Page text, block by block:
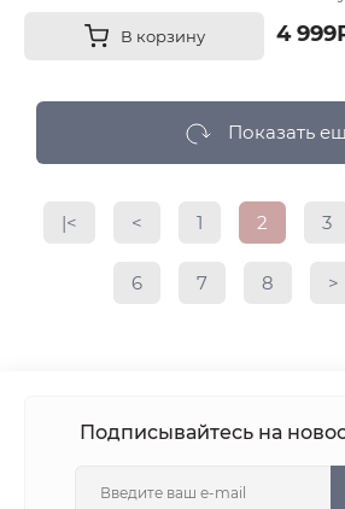
В корзину 4
Показать
|< < 1 2 3
6 7 8 >
Подписывайтесь на